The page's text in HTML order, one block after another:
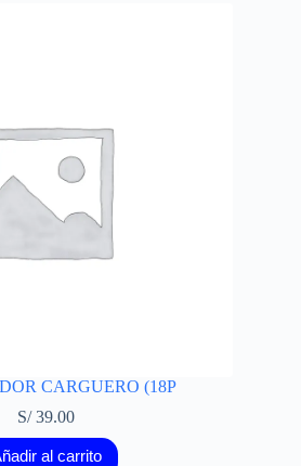
CARGUERO (18P
S/39.00
al carrito